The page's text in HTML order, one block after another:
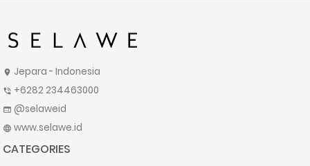
location_on Jepara - Indonesia
phone_in_talk +6282 234463000
web @selaweid
language www.selawe.id
CATEGORIES